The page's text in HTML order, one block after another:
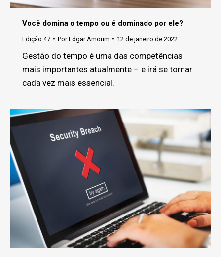
Você domina o tempo ou é dominado por ele?
Edição 47 PorEdgar Amorim 12 de janeiro de 2022
Gestão do tempo é uma das competências
mais importantes atualmente – e irá se tornar
cada vez mais essencial.